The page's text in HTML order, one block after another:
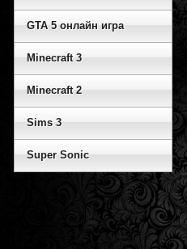
GTA 5 онлайн игра
Minecraft 3
Minecraft 2
Sims 3
Super Sonic